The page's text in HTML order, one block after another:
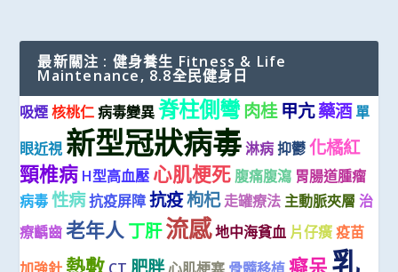
最新關注 : 健身養生 Fitness & Life
Maintenance, 8.8全民健身日
吸煙 核桃仁 病毒變異 脊柱側彎肉桂 甲亢藥酒 單
眼近視 新型冠狀病毒 淋病 抑鬱 化橘紅
頸椎病 H型高血壓 心肌梗死 腹痛腹瀉 胃腸道腫瘤
病毒 性病抗疫屏障 抗疫枸杞 走罐療法 主動脈夾層 治
療齲齒 老年人 丁肝流感地中海貧血 片仔癀 疫苗
加強針 熱敷 CT 肥胖心肌梗塞 骨髓移植 癡呆 乳